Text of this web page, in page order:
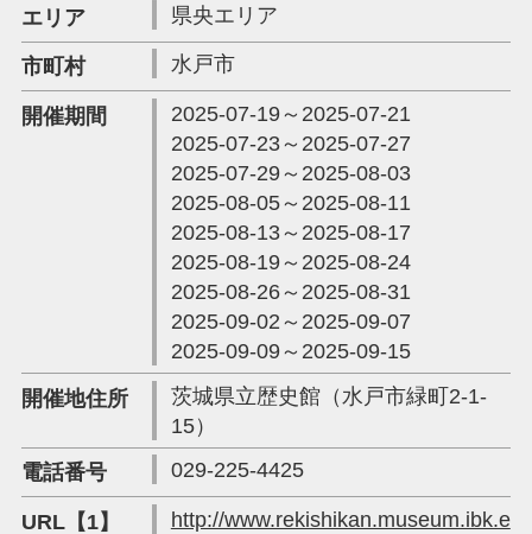
エリア 県央エリア
市町村 水戸市
開催期間
2025-07-19～2025-07-21
2025-07-23～2025-07-27
2025-07-29～2025-08-03
2025-08-05～2025-08-11
2025-08-13～2025-08-17
2025-08-19～2025-08-24
2025-08-26～2025-08-31
2025-09-02～2025-09-07
2025-09-09～2025-09-15
開催地住所
茨城県立歴史館（水戸市緑町2-1-
15）
電話番号
029-225-4425
URL【1】
http://www.rekishikan.museum.ibk.e